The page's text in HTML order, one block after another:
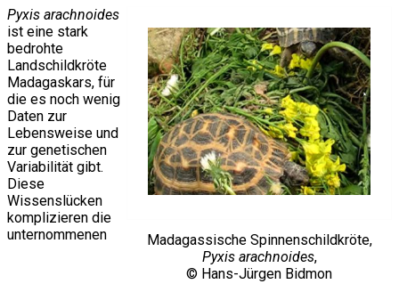
Madagassische Spinnenschildkröte,
Pyxis arachnoides,
© Hans-Jürgen Bidmon
Pyxis arachnoides
ist eine stark
bedrohte
Landschildkröte
Madagaskars, für
die es noch wenig
Daten zur
Lebensweise und
zur genetischen
Variabilität gibt.
Diese
Wissenslücken
komplizieren die
unternommenen